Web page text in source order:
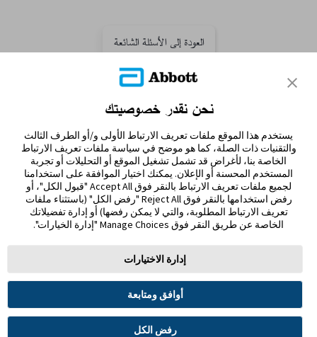
العودة إلى الأسئلة الشائعة
إخلاء المسؤولية والمراجع
خريطة الموقع
شروط الاستخدام سياسة الخصوصية
تفضيلات ملفات تعريف الارتباط
© 2026 أبوت. جميع الحقوق محفوظة. ليبري، وشعار الفراشة، وشكل ومظهر المجس، واللون الأصفر،
والعلامات، و/أو التصاميم ذات الصلة، تُعدّ ملكية فكرية لمجموعة شركات أبوت في مناطق مختلفة.
العلامات التجارية الأخرى مملوكة لأصحابها المعنيين. لا يجوز استخدام أي علامة تجارية، أو اسم
نحن نقدر خصوصيتك
يستخدم هذا الموقع ملفات تعريف الارتباط الأولى و/أو الطرف الثالث
والتقنيات ذات الصلة، كما هو موضح في سياسة ملفات تعريف الارتباط
الخاصة بنا، لأغراض قد تشمل تشغيل الموقع أو التحليلات أو تجربة
المستخدم المحسنة أو الإعلان. يمكنك اختيار الموافقة على استخدامنا
لجميع ملفات تعريف الارتباط بالنقر فوق Accept All "قبول الكل"، أو
رفض استخدامها بالنقر فوق Reject All "رفض الكل" (باستثناء ملفات
تعريف الارتباط المطلوبة، والتي لا يمكن رفضها) أو إدارة تفضيلاتك
الخاصة عن طريق النقر فوق Manage Choices "إدارة الخيارات".
إدارة الاختيارات
أوافق ومتابعة
رفض الكل